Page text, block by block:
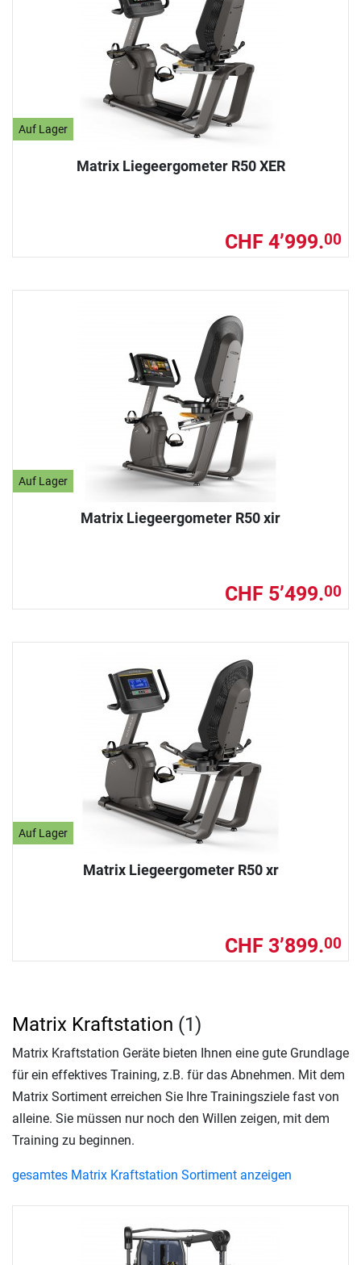
Auf Lager
Matrix Liegeergometer R50 XER
CHF 4’999.00
Auf Lager
Matrix Liegeergometer R50 xir
CHF 5’499.00
Auf Lager
Matrix Liegeergometer R50 xr
CHF 3’899.00
Matrix Kraftstation (1)
Matrix Kraftstation Geräte bieten Ihnen eine gute Grundlage
für ein effektives Training, z.B. für das Abnehmen. Mit dem
Matrix Sortiment erreichen Sie Ihre Trainingsziele fast von
alleine. Sie müssen nur noch den Willen zeigen, mit dem
Training zu beginnen.
gesamtes Matrix Kraftstation Sortiment anzeigen